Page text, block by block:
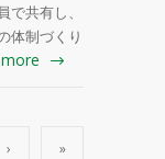
共有し、
体制づくり
› »